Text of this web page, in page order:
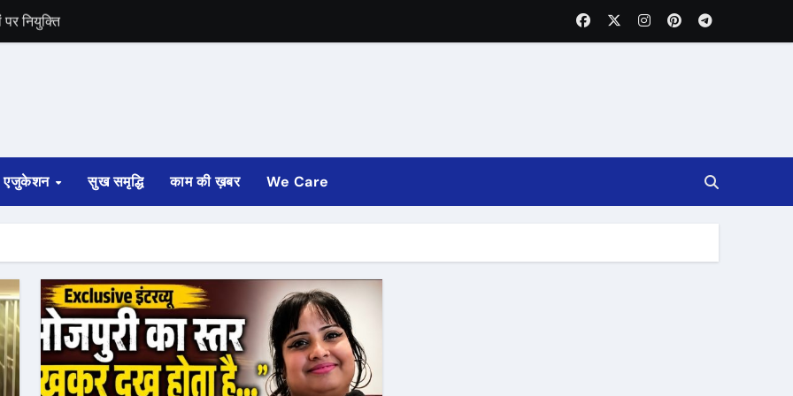
नियुक्ति
बहाली होगी
बयान
एजुकेशन सुख समृद्धि काम की ख़बर We Care